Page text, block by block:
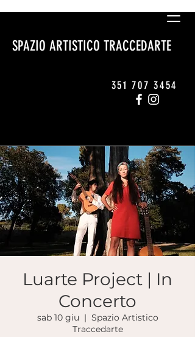
SPAZIO ARTISTICO TRACCEDARTE
351 707 3454
Luarte Project | In
Concerto
sab 10 giu
  |
Spazio Artistico
Traccedarte